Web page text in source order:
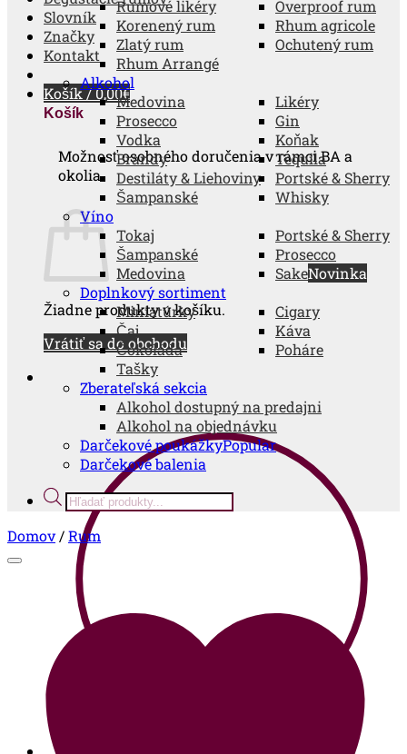
Slovník
Značky
Kontakt
Košík /0,00€
Košík
Možnosť osobného doručenia v rámci BA a
okolia.
Žiadne produkty v košíku.
Vrátiť sa do obchodu
Rumové likéry
Overproof rum
Korenený rum
Rhum agricole
Zlatý rum
Ochutený rum
Rhum Arrangé
Alkohol
Medovina
Likéry
Prosecco
Gin
Vodka
Koňak
Brandy
Tequila
Destiláty & Liehoviny
Portské & Sherry
Šampanské
Whisky
Víno
Tokaj
Portské & Sherry
Šampanské
Prosecco
Medovina
Sake
Doplnkový sortiment
Miniatúrky
Cigary
Čaj
Káva
Čokoláda
Poháre
Tašky
Zberateľská sekcia
Alkohol dostupný na predajni
Alkohol na objednávku
Darčekové poukážky
Darčekové balenia
Products
search
Domov /Rum